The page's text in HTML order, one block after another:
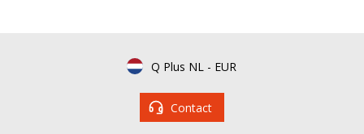
Q Plus NL - EUR
Contact